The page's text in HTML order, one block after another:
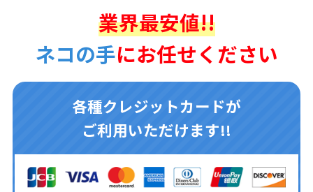
業界最安値!!
ネコの手にお任せください
各種クレジットカードが
ご利用いただけます!!